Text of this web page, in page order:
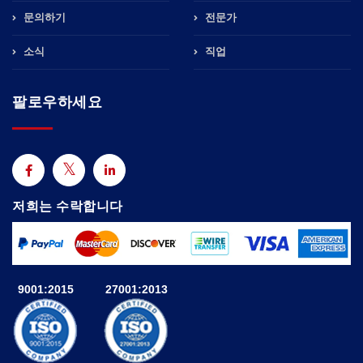
문의하기
소식
전문가
직업
팔로우하세요
저희는 수락합니다
9001:2015 27001:2013